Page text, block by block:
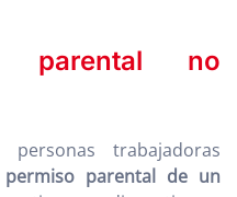
parental no
trabajadoras
parental de un